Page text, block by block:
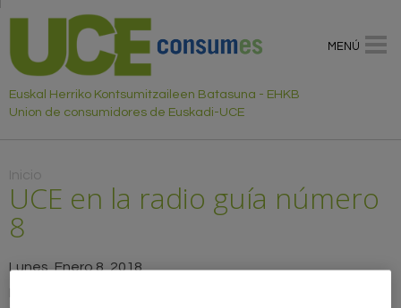
Euskal Herriko Kontsumitzaileen Batasuna - EHKB
Union de consumidores de Euskadi-UCE
Usted está aquí
Inicio
UCE en la radio guía número
8
Lunes, Enero 8, 2018
MENÚ